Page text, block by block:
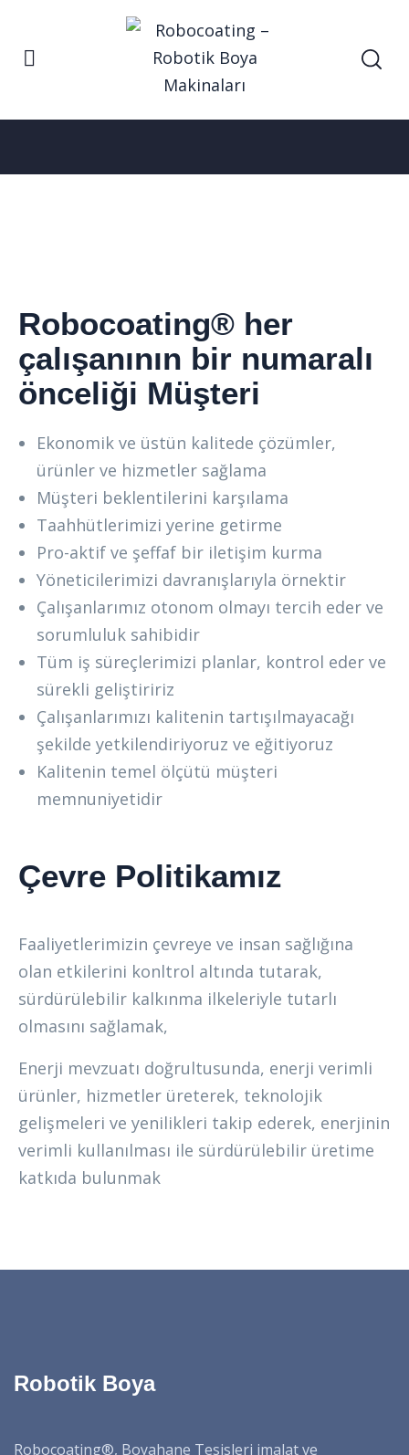
KALİTE VE ÇEVRE POLİTİKAMIZ
Robocoating® her
çalışanının bir numaralı
önceliği Müşteri
Ekonomik ve üstün kalitede çözümler,
ürünler ve hizmetler sağlama
Müşteri beklentilerini karşılama
Taahhütlerimizi yerine getirme
Pro-aktif ve şeffaf bir iletişim kurma
Yöneticilerimizi davranışlarıyla örnektir
Çalışanlarımız otonom olmayı tercih eder ve
sorumluluk sahibidir
Tüm iş süreçlerimizi planlar, kontrol eder ve
sürekli geliştiririz
Çalışanlarımızı kalitenin tartışılmayacağı
şekilde yetkilendiriyoruz ve eğitiyoruz
Kalitenin temel ölçütü müşteri
memnuniyetidir
Çevre Politikamız
Faaliyetlerimizin çevreye ve insan sağlığına
olan etkilerini konltrol altında tutarak,
sürdürülebilir kalkınma ilkeleriyle tutarlı
olmasını sağlamak,
Enerji mevzuatı doğrultusunda, enerji verimli
ürünler, hizmetler üreterek, teknolojik
gelişmeleri ve yenilikleri takip ederek, enerjinin
verimli kullanılması ile sürdürülebilir üretime
katkıda bulunmak
Robotik Boya
Robocoating®, Boyahane Tesisleri imalat ve